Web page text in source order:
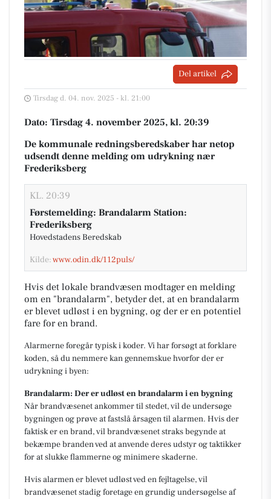
Del artikel
Tirsdag d. 04. nov. 2025 - kl. 21:00
Dato: Tirsdag 4. november 2025, kl. 20:39
De kommunale redningsberedskaber har netop
udsendt denne melding om udrykning nær
Frederiksberg
KL. 20:39
Førstemelding: Brandalarm Station:
Frederiksberg
Hovedstadens Beredskab
Kilde:www.odin.dk/112puls/
Hvis det lokale brandvæsen modtager en melding
om en "brandalarm", betyder det, at en brandalarm
er blevet udløst i en bygning, og der er en potentiel
fare for en brand.
Alarmerne foregår typisk i koder. Vi har forsøgt at forklare
koden, så du nemmere kan gennemskue hvorfor der er
udrykning i byen:
Brandalarm: Der er udløst en brandalarm i en bygning
Når brandvæsenet ankommer til stedet, vil de undersøge
bygningen og prøve at fastslå årsagen til alarmen. Hvis der
faktisk er en brand, vil brandvæsenet straks begynde at
bekæmpe branden ved at anvende deres udstyr og taktikker
for at slukke flammerne og minimere skaderne.
Hvis alarmen er blevet udløst ved en fejltagelse, vil
brandvæsenet stadig foretage en grundig undersøgelse af